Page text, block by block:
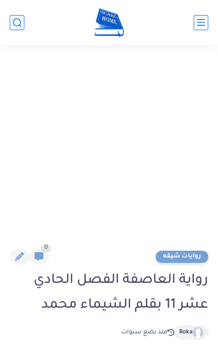
روايات شيقه
0
رواية العاصفة الفصل الحادي
عشر 11 بقلم الشيماء محمد
Roka منذ بضع سنوات